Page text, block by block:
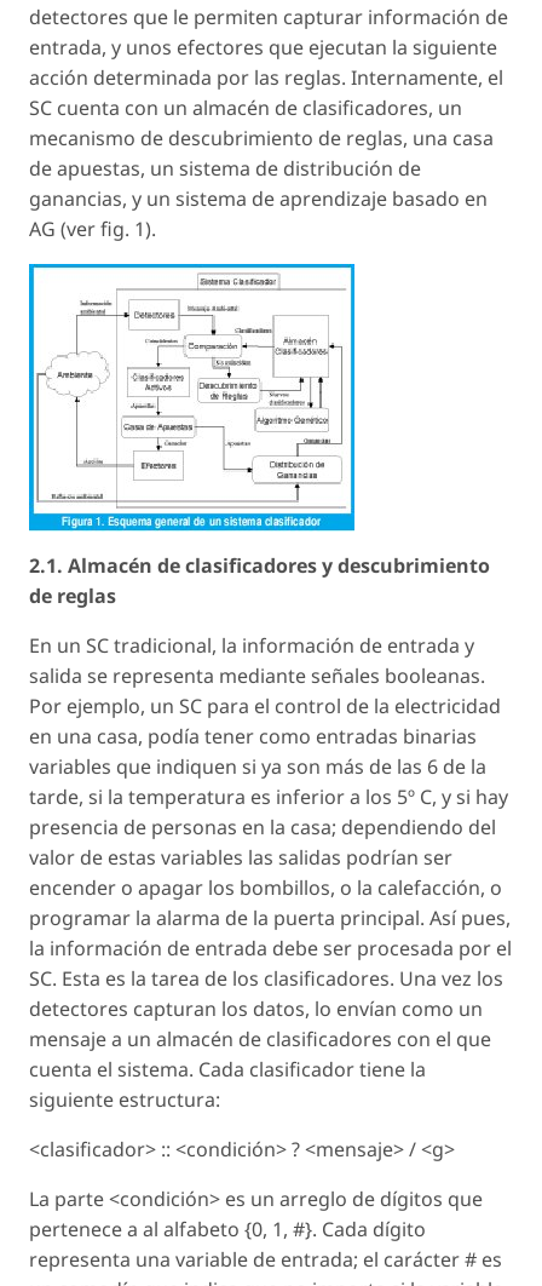
detectores que le permiten capturar información de
entrada, y unos efectores que ejecutan la siguiente
acción determinada por las reglas. Internamente, el
SC cuenta con un almacén de clasificadores, un
mecanismo de descubrimiento de reglas, una casa
de apuestas, un sistema de distribución de
ganancias, y un sistema de aprendizaje basado en
AG (ver fig. 1).
2.1. Almacén de clasificadores y descubrimiento
de reglas
En un SC tradicional, la información de entrada y
salida se representa mediante señales booleanas.
Por ejemplo, un SC para el control de la electricidad
en una casa, podía tener como entradas binarias
variables que indiquen si ya son más de las 6 de la
tarde, si la temperatura es inferior a los 5º C, y si hay
presencia de personas en la casa; dependiendo del
valor de estas variables las salidas podrían ser
encender o apagar los bombillos, o la calefacción, o
programar la alarma de la puerta principal. Así pues,
la información de entrada debe ser procesada por el
SC. Esta es la tarea de los clasificadores. Una vez los
detectores capturan los datos, lo envían como un
mensaje a un almacén de clasificadores con el que
cuenta el sistema. Cada clasificador tiene la
siguiente estructura:
<clasificador> :: <condición> ? <mensaje> / <g>
La parte <condición> es un arreglo de dígitos que
pertenece a al alfabeto {0, 1, #}. Cada dígito
representa una variable de entrada; el carácter # es